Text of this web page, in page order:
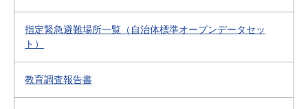
指定緊急避難場所一覧（自治体標準オープンデータセッ
ト）
教育調査報告書